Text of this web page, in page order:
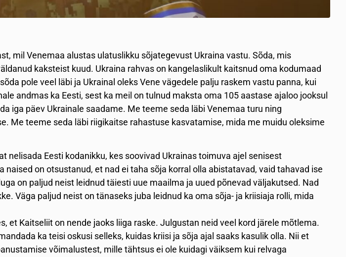
mil Venemaa alustas ulatuslikku sõjategevust Ukraina vastu. Sõda, mis
kaksteist kuud. Ukraina rahvas on kangelaslikult kaitsnud oma kodumaad
pole veel läbi ja Ukrainal oleks Vene vägedele palju raskem vastu panna, kui
andmas ka Eesti, sest ka meil on tulnud maksta oma 105 aastase ajaloo jooksul
iga päev Ukrainale saadame. Me teeme seda läbi Venemaa turu ning
Me teeme seda läbi riigikaitse rahastuse kasvatamise, mida me muidu oleksime
Eesti kodanikku, kes soovivad Ukrainas toimuva ajel senisest
on otsustanud, et nad ei taha sõja korral olla abistatavad, vaid tahavad ise
on paljud neist leidnud täiesti uue maailma ja uued põnevad väljakutsed. Nad
Väga paljud neist on tänaseks juba leidnud ka oma sõja- ja kriisiaja rolli, mida
et Kaitseliit on nende jaoks liiga raske. Julgustan neid veel kord järele mõtlema.
ka teisi oskusi selleks, kuidas kriisi ja sõja ajal saaks kasulik olla. Nii et
võimalustest, mille tähtsus ei ole kuidagi väiksem kui relvaga